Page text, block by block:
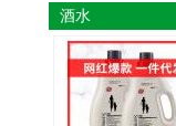
酒水